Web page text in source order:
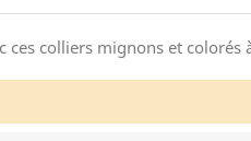
ces colliers mignons et